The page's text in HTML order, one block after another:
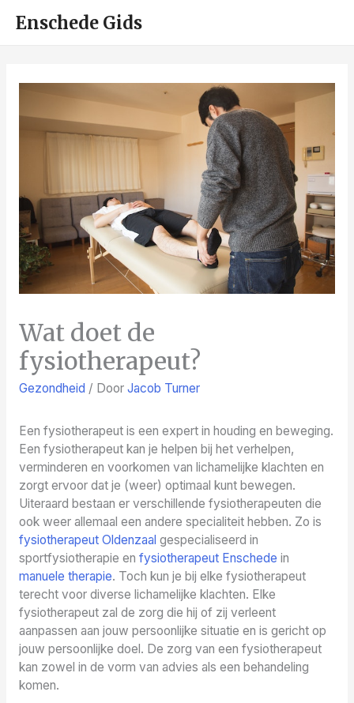
Enschede Gids
Wat doet de
fysiotherapeut?
Gezondheid / Door Jacob Turner
Een fysiotherapeut is een expert in houding en beweging.
Een fysiotherapeut kan je helpen bij het verhelpen,
verminderen en voorkomen van lichamelijke klachten en
zorgt ervoor dat je (weer) optimaal kunt bewegen.
Uiteraard bestaan er verschillende fysiotherapeuten die
ook weer allemaal een andere specialiteit hebben. Zo is
fysiotherapeut Oldenzaal gespecialiseerd in
sportfysiotherapie en fysiotherapeut Enschede in
manuele therapie. Toch kun je bij elke fysiotherapeut
terecht voor diverse lichamelijke klachten. Elke
fysiotherapeut zal de zorg die hij of zij verleent
aanpassen aan jouw persoonlijke situatie en is gericht op
jouw persoonlijke doel. De zorg van een fysiotherapeut
kan zowel in de vorm van advies als een behandeling
komen.